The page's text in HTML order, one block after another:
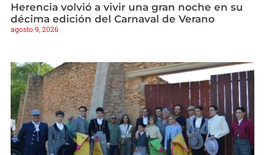
Herencia volvió a vivir una gran noche en su
décima edición del Carnaval de Verano
agosto 9, 2026